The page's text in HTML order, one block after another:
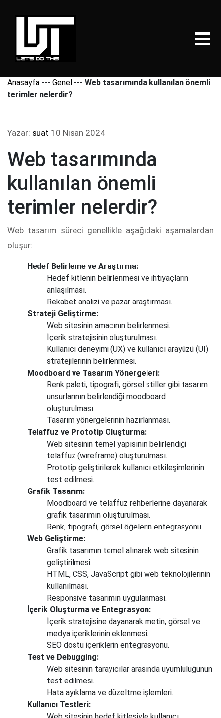
Anasayfa --- Genel --- Web tasarımında kullanılan önemli
terimler nelerdir?
Yazar: suat 10 Nisan 2024
Web tasarımında
kullanılan önemli
terimler nelerdir?
Web tasarım süreci genellikle aşağıdaki aşamalardan
oluşur:
Hedef Belirleme ve Araştırma:
Hedef kitlenin belirlenmesi ve ihtiyaçların
anlaşılması.
Rekabet analizi ve pazar araştırması.
Strateji Geliştirme:
Web sitesinin amacının belirlenmesi.
İçerik stratejisinin oluşturulması.
Kullanıcı deneyimi (UX) ve kullanıcı arayüzü (UI)
stratejilerinin belirlenmesi.
Moodboard ve Tasarım Yönergeleri:
Renk paleti, tipografi, görsel stiller gibi tasarım
unsurlarının belirlendiği moodboard
oluşturulması.
Tasarım yönergelerinin hazırlanması.
Telaffuz ve Prototip Oluşturma:
Web sitesinin temel yapısının belirlendiği
telaffuz (wireframe) oluşturulması.
Prototip geliştirilerek kullanıcı etkileşimlerinin
test edilmesi.
Grafik Tasarım:
Moodboard ve telaffuz rehberlerine dayanarak
grafik tasarımın oluşturulması.
Renk, tipografi, görsel öğelerin entegrasyonu.
Web Geliştirme:
Grafik tasarımın temel alınarak web sitesinin
geliştirilmesi.
HTML, CSS, JavaScript gibi web teknolojilerinin
kullanılması.
Responsive tasarımın uygulanması.
İçerik Oluşturma ve Entegrasyon:
İçerik stratejisine dayanarak metin, görsel ve
medya içeriklerinin eklenmesi.
SEO dostu içeriklerin entegrasyonu.
Test ve Debugging:
Web sitesinin tarayıcılar arasında uyumluluğunun
test edilmesi.
Hata ayıklama ve düzeltme işlemleri.
Kullanıcı Testleri: